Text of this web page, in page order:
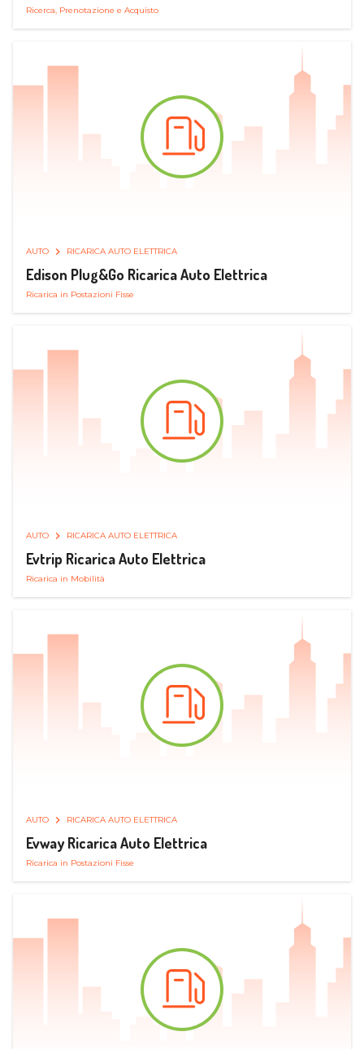
Ricerca, Prenotazione e Acquisto
AUTO RICARICA AUTO ELETTRICA
Edison Plug&Go Ricarica Auto Elettrica
Ricarica in Postazioni Fisse
AUTO RICARICA AUTO ELETTRICA
Evtrip Ricarica Auto Elettrica
Ricarica in Mobilità
AUTO RICARICA AUTO ELETTRICA
Evway Ricarica Auto Elettrica
Ricarica in Postazioni Fisse